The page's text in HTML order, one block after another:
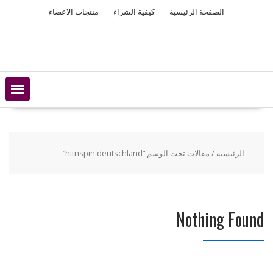
الصفحة الرئيسية كيفية الشراء منتجات الاعضاء
الرئيسية / مقالات تحت الوسم “hitnspin deutschland”
Nothing Found